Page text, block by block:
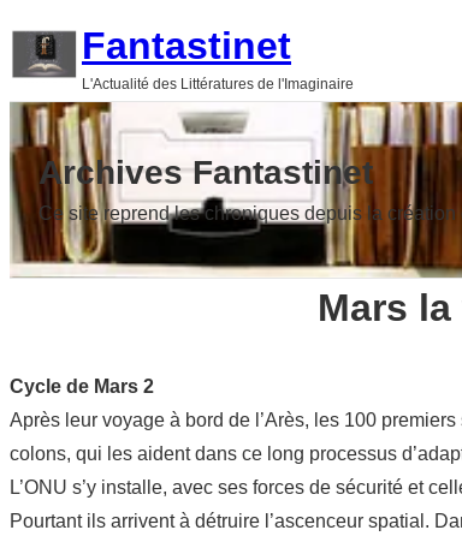
Fantastinet
L'Actualité des Littératures de l'Imaginaire
Archives Fantastinet
Ce site reprend les chroniques depuis la
Mars
Cycle de Mars 2
Après leur voyage à bord de l’Arès, les 100
colons, qui les aident dans ce long processus
L’ONU s’y installe, avec ses forces de sécurité et
Pourtant ils arrivent à détruire l’ascenceur spatial.